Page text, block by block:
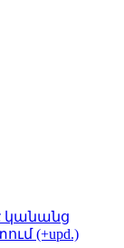
կանանց
(+upd.)